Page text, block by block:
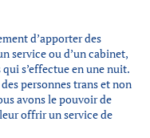
d’apporter des
service ou d’un cabinet,
s’effectue en une nuit.
personnes trans et non
avons le pouvoir de
offrir un service de